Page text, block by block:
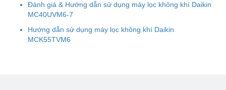
Đánh giá & Hướng dẫn sử dụng máy lọc không khí Daikin
MC40UVM6-7
Hướng dẫn sử dụng máy lọc không khí Daikin
MCK55TVM6